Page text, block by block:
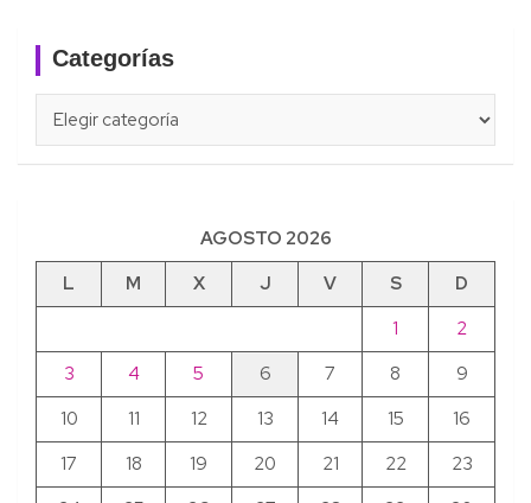
Categorías
AGOSTO 2026
L
M X J V S
D
1
2
3
4 5 6 7 8
9
10
11 12 13 14 15
16
17
18 19 20 21 22
23